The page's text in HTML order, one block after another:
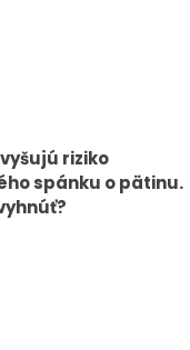
riziko
spánku o pätinu.